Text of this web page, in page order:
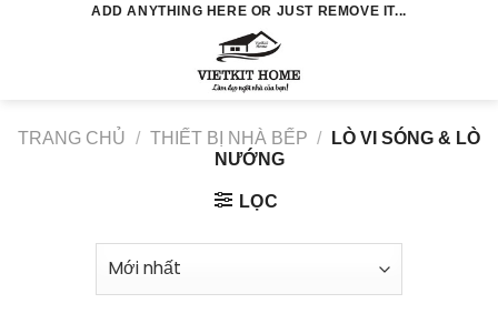
ADD ANYTHING HERE OR JUST REMOVE IT...
TRANG CHỦ / THIẾT BỊ NHÀ BẾP /
LÒ VI SÓNG & LÒ
NƯỚNG
LỌC